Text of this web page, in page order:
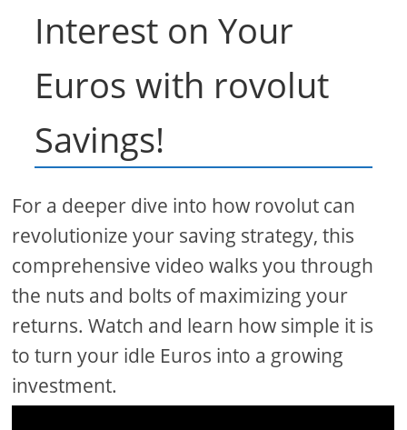
Interest on Your
Euros with rovolut
Savings!
For a deeper dive into how rovolut can
revolutionize your saving strategy, this
comprehensive video walks you through
the nuts and bolts of maximizing your
returns. Watch and learn how simple it is
to turn your idle Euros into a growing
investment.